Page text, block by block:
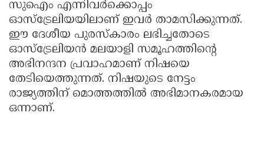
സുഐം എന്നിവർക്കൊപ്പം
ഓസ്‌ട്രേലിയയിലാണ് ഇവർ താമസിക്കുന്നത്.
ഈ ദേശീയ പുരസ്‌കാരം ലഭിച്ചതോടെ
ഓസ്‌ട്രേലിയൻ മലയാളി സമൂഹത്തിൻ്റെ
അഭിനന്ദന പ്രവാഹമാണ് നിഷയെ
തേടിയെത്തുന്നത്. നിഷയുടെ നേട്ടം
രാജ്യത്തിന് മൊത്തത്തിൽ അഭിമാനകരമായ
ഒന്നാണ്.